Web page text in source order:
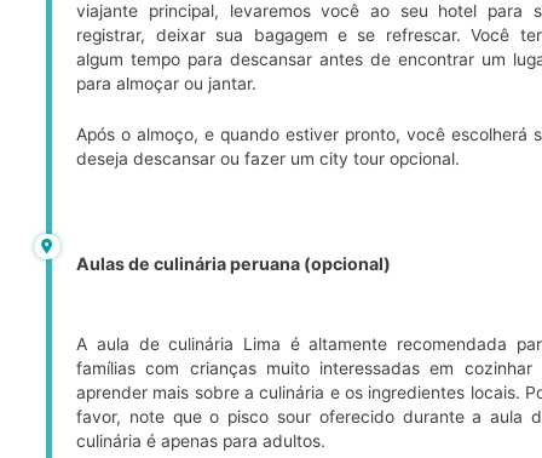
viajante principal, levaremos você ao seu hotel para
registrar, deixar sua bagagem e se refrescar. Você
algum tempo para descansar antes de encontrar um
para almoçar ou jantar.
Após o almoço, e quando estiver pronto, você escolherá
deseja descansar ou fazer um city tour opcional.
Aulas de culinária peruana (opcional)
A aula de culinária Lima é altamente recomendada
famílias com crianças muito interessadas em cozinhar
aprender mais sobre a culinária e os ingredientes locais.
favor, note que o pisco sour oferecido durante a aula
culinária é apenas para adultos.